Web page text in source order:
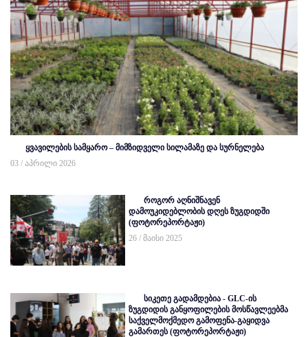
ყვავილების სამყარო – მიმზიდველი სილამაზე და სურნელება
03 / აპრილი 2026
როგორ აღნიშნავენ
დამოუკიდებლობის დღეს ზუგდიდში
(ფოტორეპორტაჟი)
26 / მაისი 2025
სიკეთე გადამდებია - GLC-ის
ზუგდიდის განყოფილების მოსწავლეებმა
საქველმოქმედო გამოფენა-გაყიდვა
გამართეს (ფოტორეპორტაჟი)